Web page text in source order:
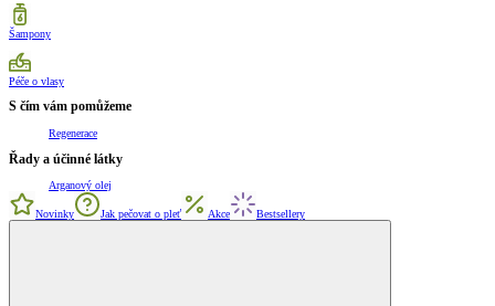
Šampony
Péče o vlasy
S čím vám pomůžeme
Regenerace
Řady a účinné látky
Arganový olej
Novinky Jak pečovat o pleť Akce Bestsellery